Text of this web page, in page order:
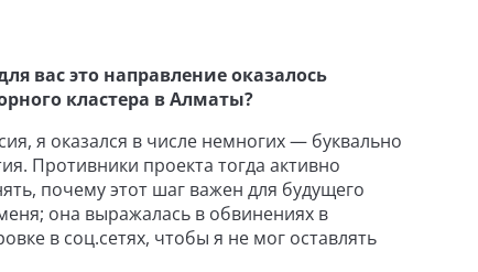
вас это направление оказалось
кластера в Алматы?
я оказался в числе немногих — буквально
Противники проекта тогда активно
почему этот шаг важен для будущего
она выражалась в обвинениях в
в соц.сетях, чтобы я не мог оставлять